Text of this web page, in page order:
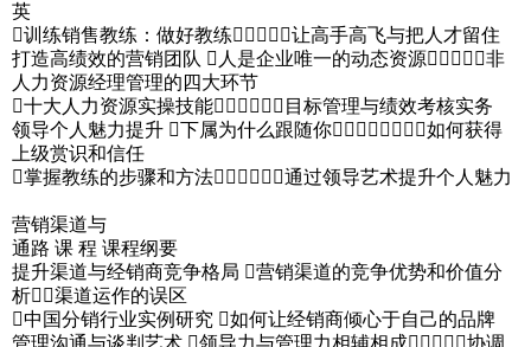
英
训练销售教练：做好教练让高手高飞与把人才留住
打造高绩效的营销团队 人是企业唯一的动态资源非
人力资源经理管理的四大环节
十大人力资源实操技能目标管理与绩效考核实务
领导个人魅力提升 下属为什么跟随你如何获得
上级赏识和信任
掌握教练的步骤和方法通过领导艺术提升个人魅力
营销渠道与
通路 课 程 课程纲要
提升渠道与经销商竞争格局 营销渠道的竞争优势和价值分
析渠道运作的误区
中国分销行业实例研究 如何让经销商倾心于自己的品牌
管理沟通与谈判艺术 领导力与管理力相辅相成协调